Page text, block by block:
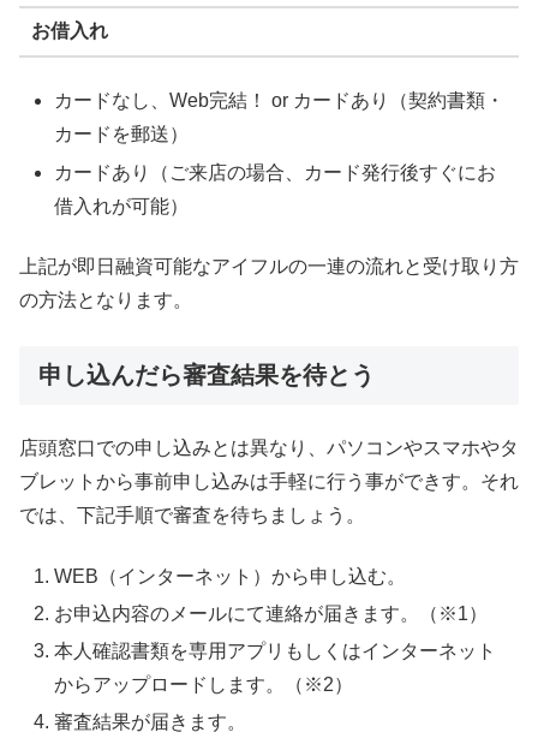
お借入れ
カードなし、Web完結！ or カードあり（契約書類・
カードを郵送）
カードあり（ご来店の場合、カード発行後すぐにお
借入れが可能）
上記が即日融資可能なアイフルの一連の流れと受け取り方
の方法となります。
申し込んだら審査結果を待とう
店頭窓口での申し込みとは異なり、パソコンやスマホやタ
ブレットから事前申し込みは手軽に行う事ができす。それ
では、下記手順で審査を待ちましょう。
WEB（インターネット）から申し込む。
お申込内容のメールにて連絡が届きます。（※1）
本人確認書類を専用アプリもしくはインターネット
からアップロードします。（※2）
審査結果が届きます。